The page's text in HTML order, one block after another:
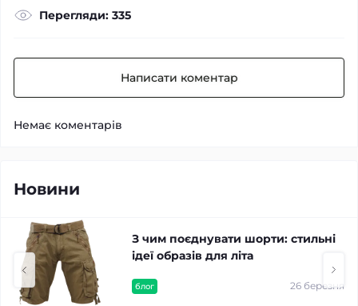
Перегляди: 335
Написати коментар
Немає коментарів
Новини
блог 26 березня
З чим поєднувати шорти: стильні
ідеї образів для літа